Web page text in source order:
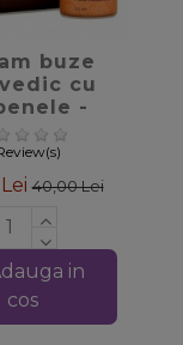
buze
cu
-
40,00 Lei
in
cos